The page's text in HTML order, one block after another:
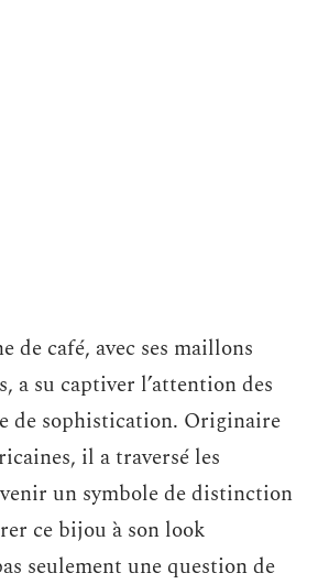
de café, avec ses maillons
a su captiver l’attention des
de sophistication. Originaire
il a traversé les
un symbole de distinction
ce bijou à son look
seulement une question de